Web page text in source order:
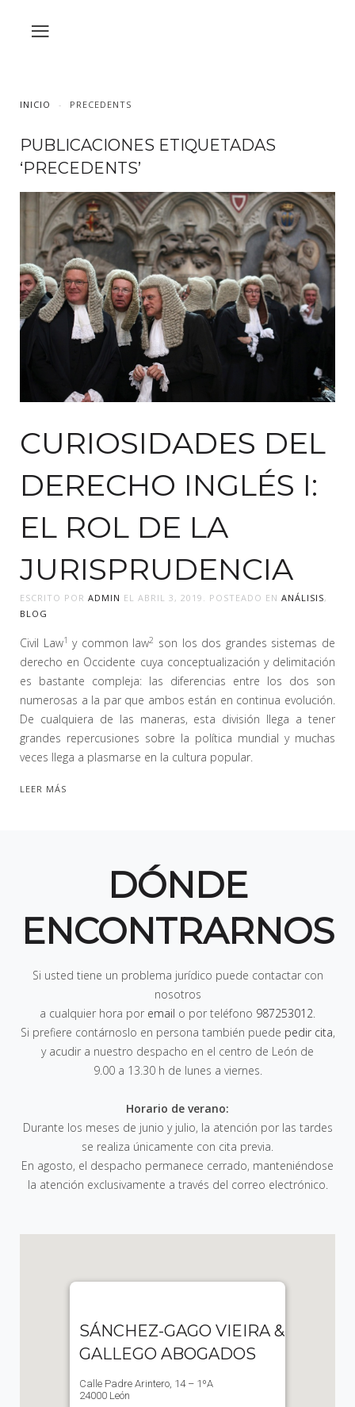
INICIO PRECEDENTS
PUBLICACIONES ETIQUETADAS
‘PRECEDENTS’
CURIOSIDADES DEL
DERECHO INGLÉS I:
EL ROL DE LA
JURISPRUDENCIA
ESCRITO POR ADMIN EL ABRIL 3, 2019 . POSTEADO EN ANÁLISIS,
BLOG
Civil Law1 y common law2 son los dos grandes sistemas de
derecho en Occidente cuya conceptualización y delimitación
es bastante compleja: las diferencias entre los dos son
numerosas a la par que ambos están en continua evolución.
De cualquiera de las maneras, esta división llega a tener
grandes repercusiones sobre la política mundial y muchas
veces llega a plasmarse en la cultura popular.
LEER MÁS
DÓNDE
ENCONTRARNOS
Si usted tiene un problema jurídico puede contactar con
nosotros
a cualquier hora por email o por teléfono 987253012.
Si prefiere contárnoslo en persona también puede pedir cita,
y acudir a nuestro despacho en el centro de León de
9.00 a 13.30 h de lunes a viernes.
Horario de verano:
Durante los meses de junio y julio, la atención por las tardes
se realiza únicamente con cita previa.
En agosto, el despacho permanece cerrado, manteniéndose
la atención exclusivamente a través del correo electrónico.
SÁNCHEZ-GAGO VIEIRA &
GALLEGO ABOGADOS
Calle Padre Arintero, 14 – 1ºA
24000 León